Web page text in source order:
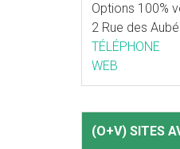
Options 100%
2 Rue des
TÉLÉPHONE
WEB
(O+V) SITES